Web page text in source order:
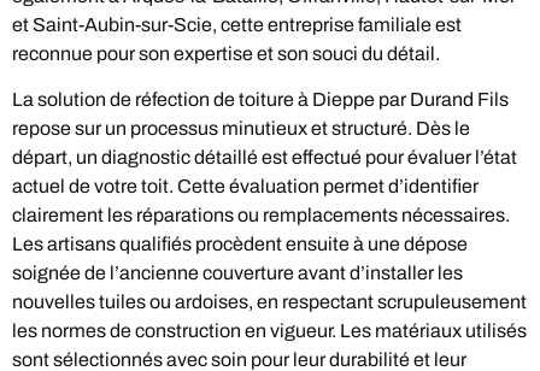
et Saint-Aubin-sur-Scie, cette entreprise familiale est
reconnue pour son expertise et son souci du détail.
La solution de réfection de toiture à Dieppe par Durand Fils
repose sur un processus minutieux et structuré. Dès le
départ, un diagnostic détaillé est effectué pour évaluer l’état
actuel de votre toit. Cette évaluation permet d’identifier
clairement les réparations ou remplacements nécessaires.
Les artisans qualifiés procèdent ensuite à une dépose
soignée de l’ancienne couverture avant d’installer les
nouvelles tuiles ou ardoises, en respectant scrupuleusement
les normes de construction en vigueur. Les matériaux utilisés
sont sélectionnés avec soin pour leur durabilité et leur